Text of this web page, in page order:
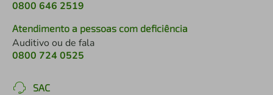
0800 646 2519
Atendimento a pessoas com deficiência
Auditivo ou de fala
0800 724 0525
SAC